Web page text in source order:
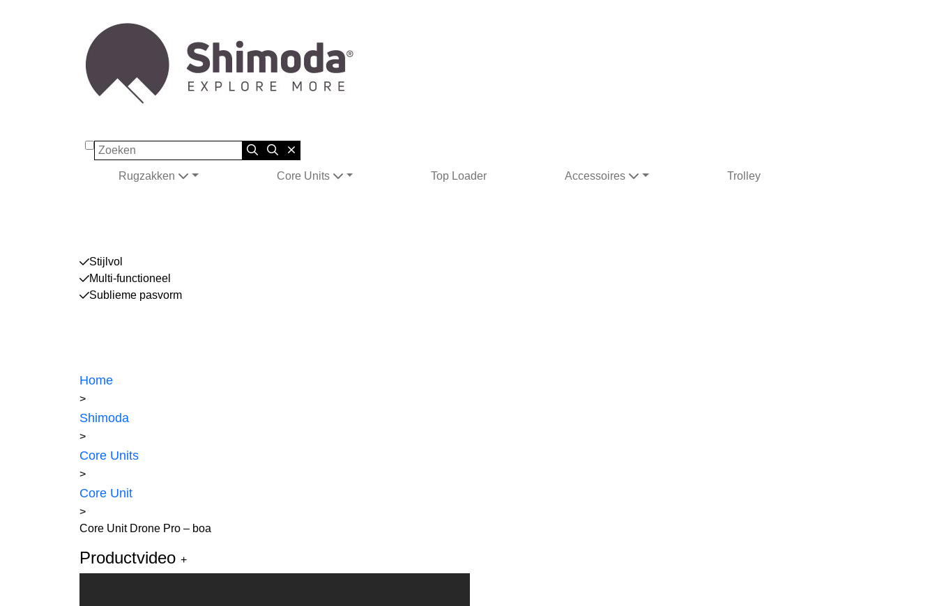
Zoeken
Rugzakken Core Units Top Loader Accessoires Trolley
Stijlvol
Multi-functioneel
Sublieme pasvorm
Home
>
Shimoda
>
Core Units
>
Core Unit
>
Core Unit Drone Pro – boa
Productvideo +